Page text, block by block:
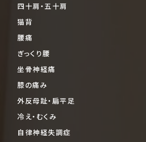
四十肩・五十肩
猫背
腰痛
ぎっくり腰
坐骨神経痛
膝の痛み
外反母趾・扁平足
冷え・むくみ
自律神経失調症